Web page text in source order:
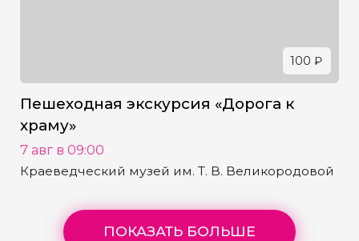
100 ₽
Пешеходная экскурсия «Дорога к
храму»
7 авг в 09:00
Краеведческий музей им. Т. В. Великородовой
ПОКАЗАТЬ БОЛЬШЕ